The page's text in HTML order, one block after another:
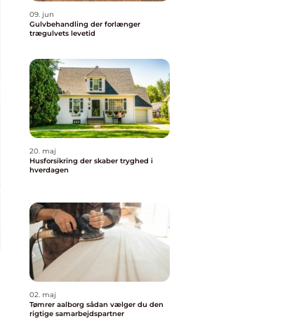
09. jun
Gulvbehandling der forlænger
trægulvets levetid
20. maj
Husforsikring der skaber tryghed i
hverdagen
02. maj
Tømrer aalborg sådan vælger du den
rigtige samarbejdspartner